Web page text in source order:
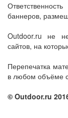
баннеров,
Outdoor.ru не
сайтов, на
Перепечатка
в любом объёме
© Outdoor.ru